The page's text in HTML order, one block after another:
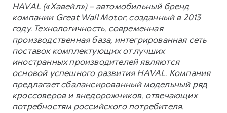
HAVAL («Хавейл») – автомобильный бренд
компании Great Wall Motor, созданный в 2013
году. Технологичность, современная
производственная база, интегрированная сеть
поставок комплектующих от лучших
иностранных производителей являются
основой успешного развития HAVAL. Компания
предлагает сбалансированный модельный ряд
кроссоверов и внедорожников, отвечающих
потребностям российского потребителя.